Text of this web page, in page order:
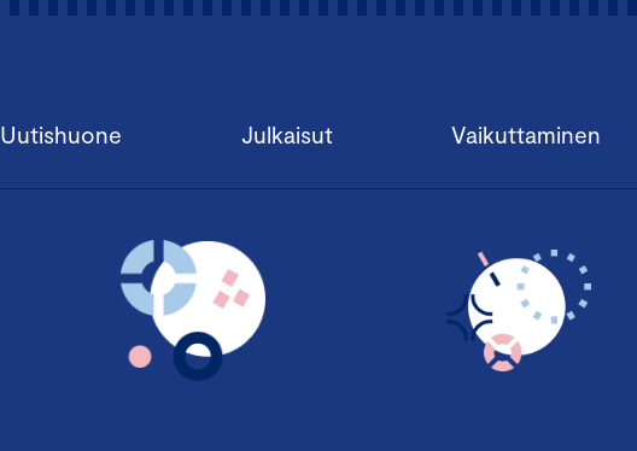
Uutishuone Julkaisut Vaikuttaminen